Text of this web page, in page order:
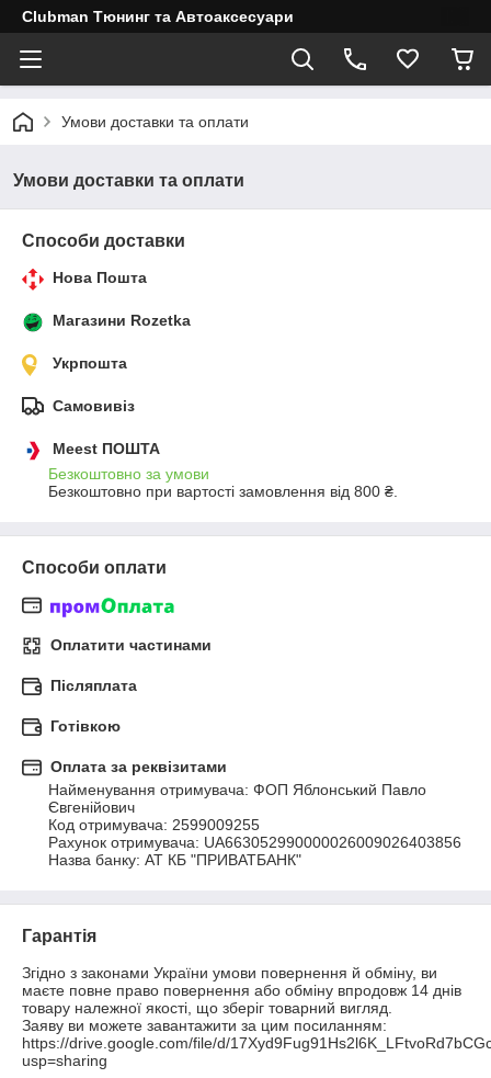
Clubman Тюнинг та Автоаксесуари
Умови доставки та оплати
Умови доставки та оплати
Способи доставки
Нова Пошта
Магазини Rozetka
Укрпошта
Самовивіз
Meest ПОШТА
Безкоштовно за умови
Безкоштовно при вартості замовлення від 800 ₴.
Способи оплати
Оплатити частинами
Післяплата
Готівкою
Оплата за реквізитами
Найменування отримувача: ФОП Яблонський Павло
Євгенійович
Код отримувача: 2599009255
Рахунок отримувача: UA663052990000026009026403856
Назва банку: АТ КБ "ПРИВАТБАНК"
Гарантія
Згідно з законами України умови повернення й обміну, ви
маєте повне право повернення або обміну впродовж 14 днів
товару належної якості, що зберіг товарний вигляд.
Заяву ви можете завантажити за цим посиланням:
https://drive.google.com/file/d/
usp=sharing